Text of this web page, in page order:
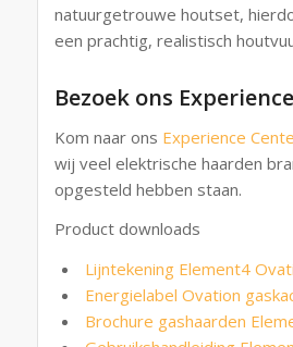
natuurgetrouwe houtset,
een prachtig, realistisch
Bezoek ons
Kom naar ons Experience
wij veel elektrische haarden
opgesteld hebben staan.
Product downloads
Lijntekening Element4
Energielabel Ovation
Brochure gashaarden